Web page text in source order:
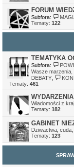
FORUM
Subfora:
Tematy: 122
TEMATYKA
Subfora:
Wasze marzenia
DEBATY
Tematy: 461
Wiadomości z
Tematy: 182
GABINET
Dziwactwa,
Tematy: 123